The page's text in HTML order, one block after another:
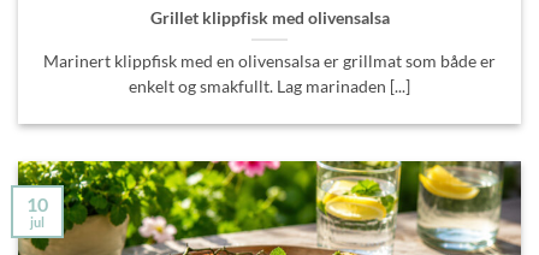
Grillet klippfisk med olivensalsa
Marinert klippfisk med en olivensalsa er grillmat som både er
enkelt og smakfullt. Lag marinaden [...]
10
jul